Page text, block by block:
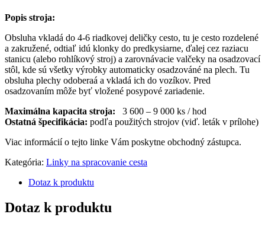
Popis stroja:
Obsluha vkladá do 4-6 riadkovej deličky cesto, tu je cesto rozdelené
a zakružené, odtiaľ idú klonky do predkysiarne, ďalej cez raziacu
stanicu (alebo rohlíkový stroj) a zarovnávacie valčeky na osadzovací
stôl, kde sú všetky výrobky automaticky osadzováné na plech. Tu
obsluha plechy odoberaá a vkladá ich do vozíkov. Pred
osadzovaním môže byť vložené posypové zariadenie.
Maximálna kapacita stroja: 3 600 – 9 000 ks / hod
Ostatná špecifikácia: podľa použitých strojov (viď. leták v prílohe)
Viac informácií o tejto linke Vám poskytne obchodný zástupca.
Kategória: Linky na spracovanie cesta
Dotaz k produktu
Dotaz k produktu